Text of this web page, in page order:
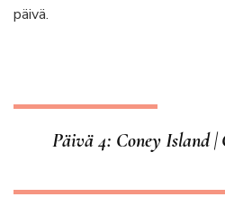
päivä.
Päivä 4: Coney Island |